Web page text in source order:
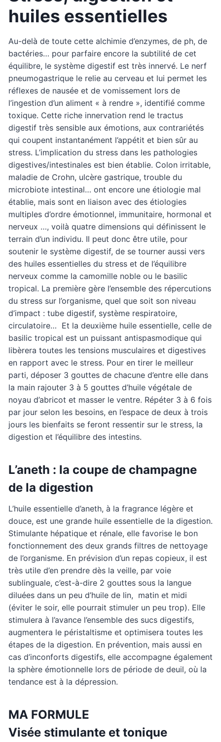
huiles essentielles
Au-delà de toute cette alchimie d’enzymes, de ph, de
bactéries… pour parfaire encore la subtilité de cet
équilibre, le système digestif est très innervé. Le nerf
pneumogastrique le relie au cerveau et lui permet les
réflexes de nausée et de vomissement lors de
l’ingestion d’un aliment « à rendre », identifié comme
toxique. Cette riche innervation rend le tractus
digestif très sensible aux émotions, aux contrariétés
qui coupent instantanément l’appétit et bien sûr au
stress. L’implication du stress dans les pathologies
digestives/intestinales est bien établie. Colon irritable,
maladie de Crohn, ulcère gastrique, trouble du
microbiote intestinal… ont encore une étiologie mal
établie, mais sont en liaison avec des étiologies
multiples d’ordre émotionnel, immunitaire, hormonal et
nerveux …, voilà quatre dimensions qui définissent le
terrain d’un individu. Il peut donc être utile, pour
soutenir le système digestif, de se tourner aussi vers
des huiles essentielles du stress et de l’équilibre
nerveux comme la camomille noble ou le basilic
tropical. La première gère l’ensemble des répercutions
du stress sur l’organisme, quel que soit son niveau
d’impact : tube digestif, système respiratoire,
circulatoire… Et la deuxième huile essentielle, celle de
basilic tropical est un puissant antispasmodique qui
libèrera toutes les tensions musculaires et digestives
en rapport avec le stress. Pour en tirer le meilleur
parti, déposer 3 gouttes de chacune d’entre elle dans
la main rajouter 3 à 5 gouttes d’huile végétale de
noyau d’abricot et masser le ventre. Répéter 3 à 6 fois
par jour selon les besoins, en l’espace de deux à trois
jours les bienfaits se feront ressentir sur le stress, la
digestion et l’équilibre des intestins.
L’aneth : la coupe de champagne
de la digestion
L’huile essentielle d’aneth, à la fragrance légère et
douce, est une grande huile essentielle de la digestion.
Stimulante hépatique et rénale, elle favorise le bon
fonctionnement des deux grands filtres de nettoyage
de l’organisme. En prévision d’un repas copieux, il est
très utile d’en prendre dès la veille, par voie
sublinguale, c’est-à-dire 2 gouttes sous la langue
diluées dans un peu d’huile de lin, matin et midi
(éviter le soir, elle pourrait stimuler un peu trop). Elle
stimulera à l’avance l’ensemble des sucs digestifs,
augmentera le péristaltisme et optimisera toutes les
étapes de la digestion. En prévention, mais aussi en
cas d’inconforts digestifs, elle accompagne également
la sphère émotionnelle lors de période de deuil, où la
tendance est à la dépression.
MA FORMULE
Visée stimulante et tonique